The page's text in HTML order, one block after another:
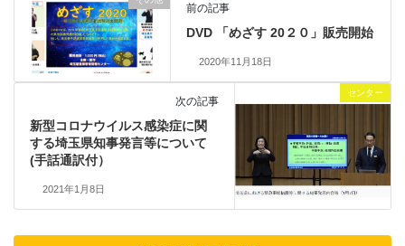
前の記事
DVD 「めざす 20２０」販売開始
2020年11月18日
センター
次の記事
新型コロナウイルス感染症に関
する埼玉県知事発言等について
(手話通訳付）
2021年1月8日